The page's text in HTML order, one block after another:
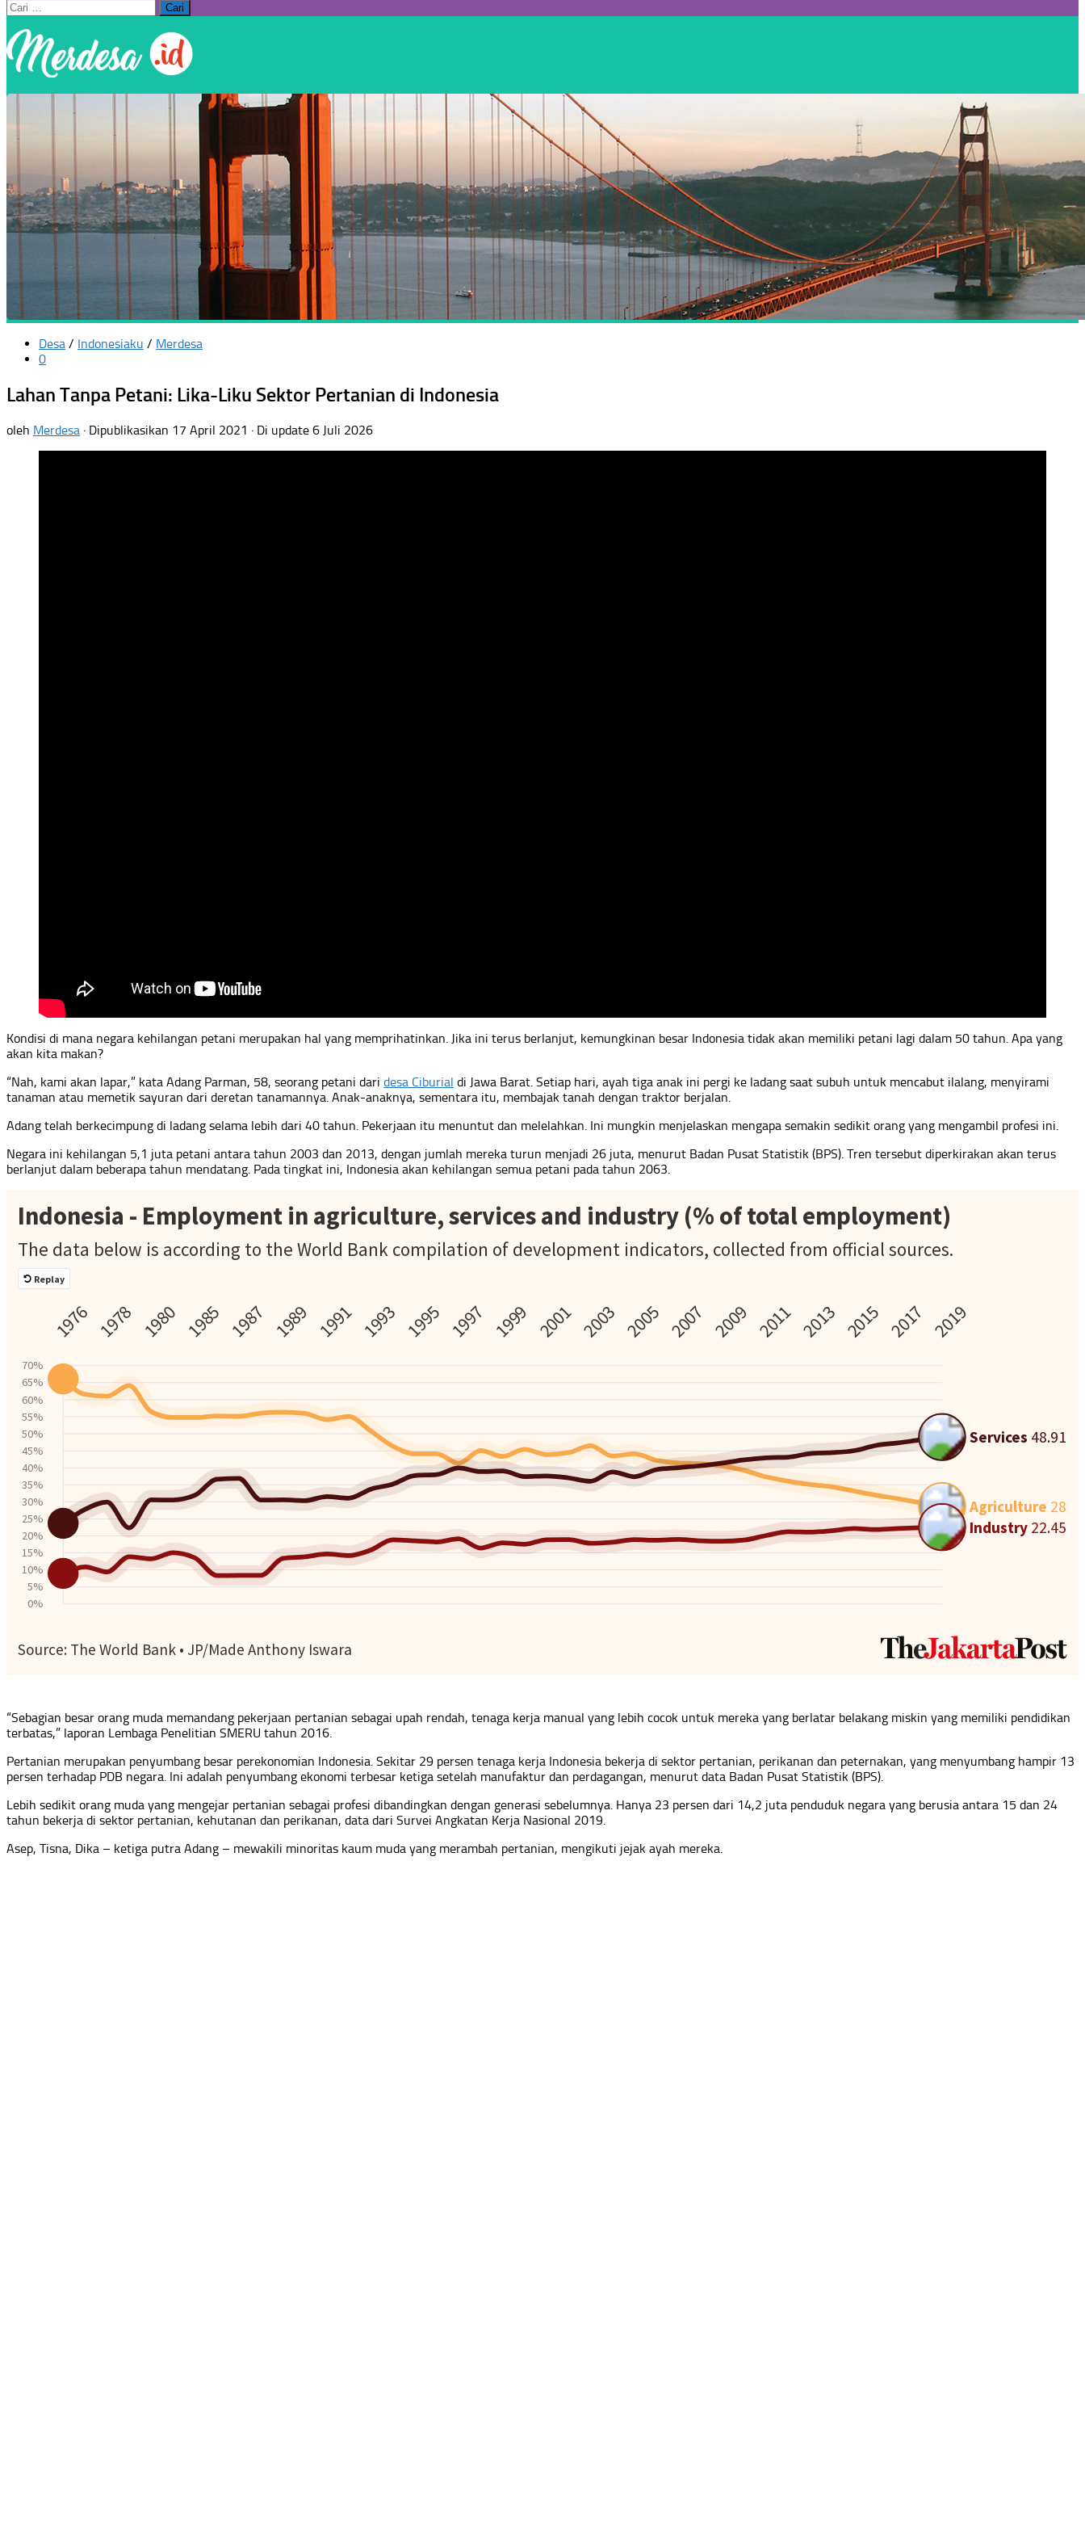
Cari
untuk:
Desa / Indonesiaku / Merdesa
0
Lahan Tanpa Petani: Lika-Liku Sektor Pertanian di Indonesia
oleh Merdesa · Dipublikasikan 17 April 2021 · Di update 6 Juli 2026
Kondisi di mana negara kehilangan petani merupakan hal yang memprihatinkan. Jika ini terus berlanjut, kemungkinan besar Indonesia tidak akan memiliki petani lagi dalam 50 tahun. Apa yang
akan kita makan?
“Nah, kami akan lapar,” kata Adang Parman, 58, seorang petani dari desa Ciburial di Jawa Barat. Setiap hari, ayah tiga anak ini pergi ke ladang saat subuh untuk mencabut ilalang, menyirami
tanaman atau memetik sayuran dari deretan tanamannya. Anak-anaknya, sementara itu, membajak tanah dengan traktor berjalan.
Adang telah berkecimpung di ladang selama lebih dari 40 tahun. Pekerjaan itu menuntut dan melelahkan. Ini mungkin menjelaskan mengapa semakin sedikit orang yang mengambil profesi ini.
Negara ini kehilangan 5,1 juta petani antara tahun 2003 dan 2013, dengan jumlah mereka turun menjadi 26 juta, menurut Badan Pusat Statistik (BPS). Tren tersebut diperkirakan akan terus
berlanjut dalam beberapa tahun mendatang. Pada tingkat ini, Indonesia akan kehilangan semua petani pada tahun 2063.
“Sebagian besar orang muda memandang pekerjaan pertanian sebagai upah rendah, tenaga kerja manual yang lebih cocok untuk mereka yang berlatar belakang miskin yang memiliki pendidikan
terbatas,” laporan Lembaga Penelitian SMERU tahun 2016.
Pertanian merupakan penyumbang besar perekonomian Indonesia. Sekitar 29 persen tenaga kerja Indonesia bekerja di sektor pertanian, perikanan dan peternakan, yang menyumbang hampir 13
persen terhadap PDB negara. Ini adalah penyumbang ekonomi terbesar ketiga setelah manufaktur dan perdagangan, menurut data Badan Pusat Statistik (BPS).
Lebih sedikit orang muda yang mengejar pertanian sebagai profesi dibandingkan dengan generasi sebelumnya. Hanya 23 persen dari 14,2 juta penduduk negara yang berusia antara 15 dan 24
tahun bekerja di sektor pertanian, kehutanan dan perikanan, data dari Survei Angkatan Kerja Nasional 2019.
Asep, Tisna, Dika – ketiga putra Adang – mewakili minoritas kaum muda yang merambah pertanian, mengikuti jejak ayah mereka.